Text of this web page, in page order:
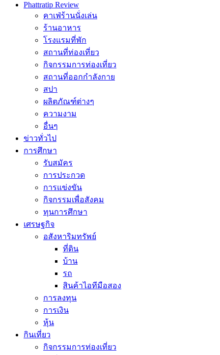
Phattratip Review
คาเฟ่ร้านนั่งเล่น
ร้านอาหาร
โรงแรมที่พัก
สถานที่ท่องเที่ยว
กิจกรรมการท่องเที่ยว
สถานที่ออกกำลังกาย
สปา
ผลิตภัณฑ์ต่างๆ
ความงาม
อื่นๆ
ข่าวทั่วไป
การศึกษา
รับสมัคร
การประกวด
การแข่งขัน
กิจกรรมเพื่อสังคม
ทุนการศึกษา
เศรษฐกิจ
อสังหาริมทรัพย์
ที่ดิน
บ้าน
รถ
สินค้าไอทีมือสอง
การลงทุน
การเงิน
หุ้น
กินเที่ยว
กิจกรรมการท่องเที่ยว